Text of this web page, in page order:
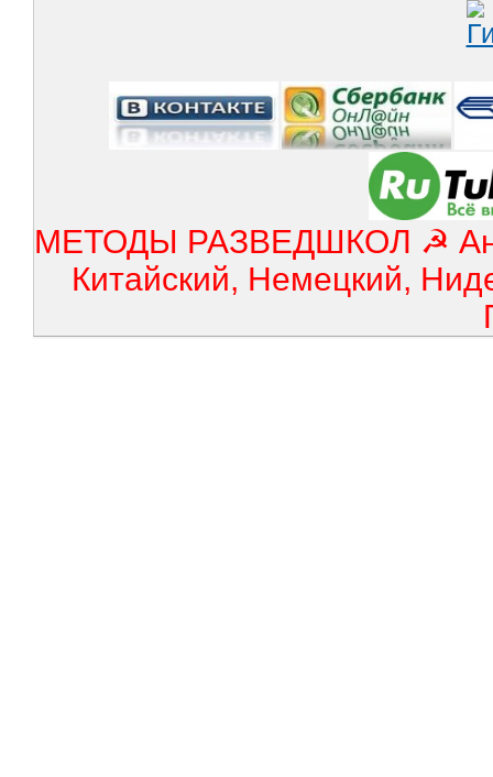
МЕТОДЫ РАЗВЕДШКОЛ ☭
Китайский, Немецкий,